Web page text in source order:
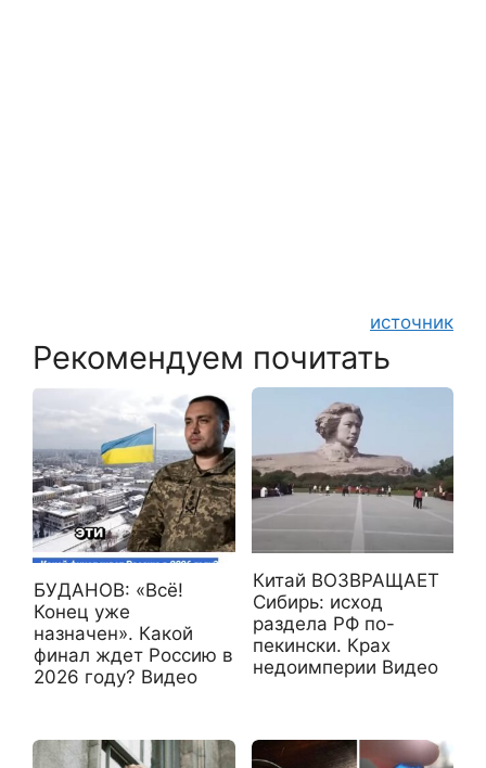
источник
Рекомендуем почитать
БУДАНОВ: «Всё!
Конец уже
назначен». Какой
финал ждет Россию в
2026 году? Видео
Китай ВОЗВРАЩАЕТ
Сибирь: исход
раздела РФ по-
пекински. Крах
недоимперии Видео